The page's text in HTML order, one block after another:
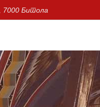
7000 Битола